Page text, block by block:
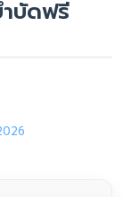
บัดฟรี